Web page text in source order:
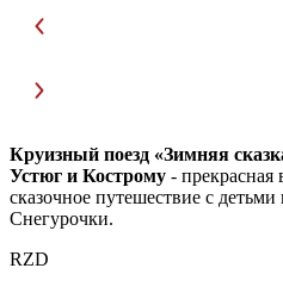
Круизный поезд «Зимняя
Устюг и Кострому - прекрасная
сказочное путешествие с
Снегурочки.
RZD